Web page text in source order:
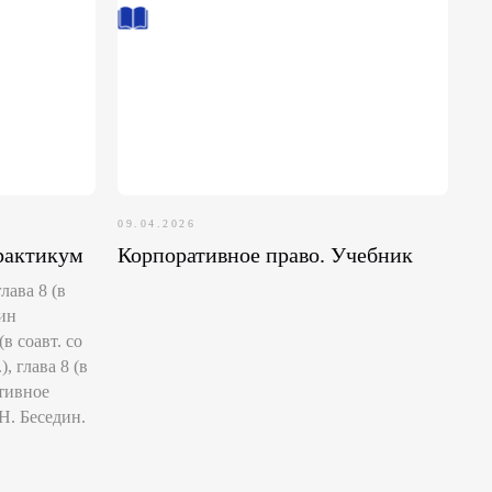
8 (в
соавт. со
8 (в
Беседин.
09.04.2026
Корпоративное право. Учебник